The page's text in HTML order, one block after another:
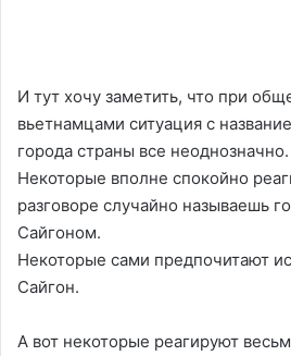
И тут хочу заметить, что при
вьетнамцами ситуация с
города страны все неоднозначно.
Некоторые вполне спокойно
разговоре случайно называешь
Сайгоном.
Некоторые сами предпочитают
Сайгон.
А вот некоторые реагируют